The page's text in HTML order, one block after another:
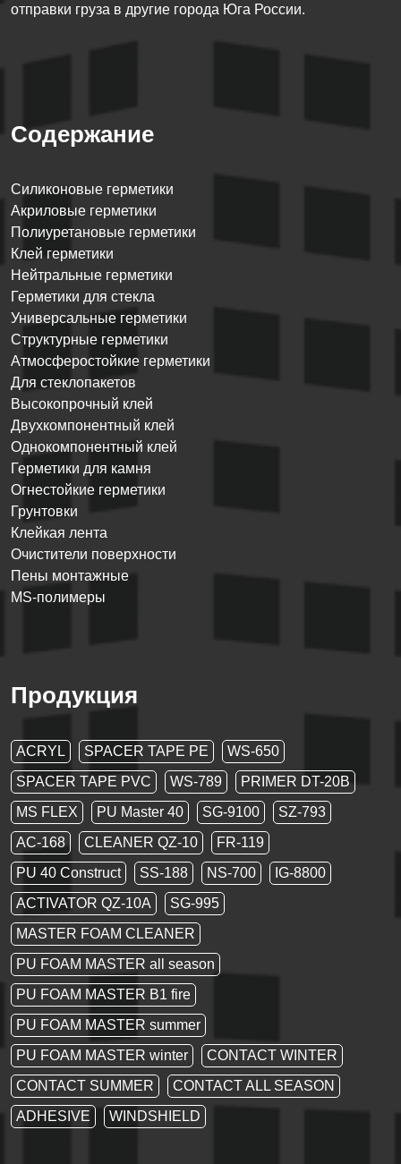
отправки груза в другие города Юга России.
Содержание
Силиконовые герметики
Акриловые герметики
Полиуретановые герметики
Клей герметики
Нейтральные герметики
Герметики для стекла
Универсальные герметики
Структурные герметики
Атмосферостойкие герметики
Для стеклопакетов
Высокопрочный клей
Двухкомпонентный клей
Однокомпонентный клей
Герметики для камня
Огнестойкие герметики
Грунтовки
Клейкая лента
Очистители поверхности
Пены монтажные
MS-полимеры
Продукция
ACRYL SPACER TAPE PE
WS-650
SPACER TAPE PVC
WS-789
PRIMER DT-20B
MS FLEX
PU Master 40 SG-9100
SZ-793
AC-168
CLEANER QZ-10
FR-119
PU 40 Construct
SS-188 NS-700
IG-8800
ACTIVATOR QZ-10A
SG-995
MASTER FOAM CLEANER
PU FOAM MASTER all season
PU FOAM MASTER B1 fire
PU FOAM MASTER summer
PU FOAM MASTER winter
CONTACT WINTER
CONTACT SUMMER
CONTACT ALL SEASON
ADHESIVE
WINDSHIELD